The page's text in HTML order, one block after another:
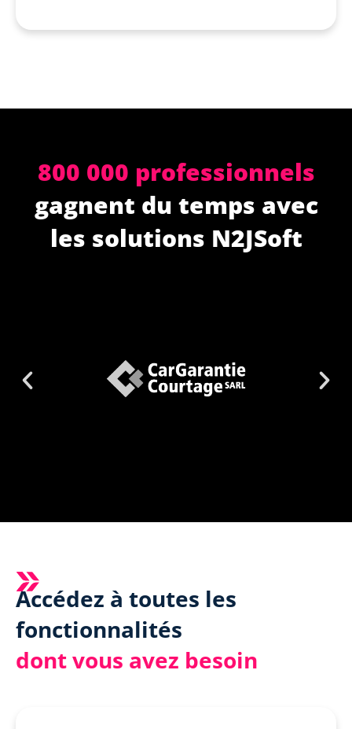
800 000 professionnels
gagnent du temps avec
les solutions N2JSoft
Accédez à toutes les
fonctionnalités
dont vous avez besoin